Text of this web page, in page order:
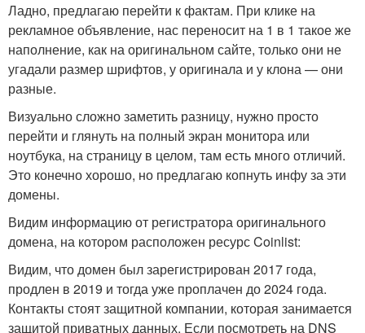
Ладно, предлагаю перейти к фактам. При клике на
рекламное объявление, нас переносит на 1 в 1 такое же
наполнение, как на оригинальном сайте, только они не
угадали размер шрифтов, у оригинала и у клона — они
разные.
Визуально сложно заметить разницу, нужно просто
перейти и глянуть на полный экран монитора или
ноутбука, на страницу в целом, там есть много отличий.
Это конечно хорошо, но предлагаю копнуть инфу за эти
домены.
Видим информацию от регистратора оригинального
домена, на котором расположен ресурс Coinlist:
Видим, что домен был зарегистрирован 2017 года,
продлен в 2019 и тогда уже проплачен до 2024 года.
Контакты стоят защитной компании, которая занимается
защитой приватных данных. Если посмотреть на DNS